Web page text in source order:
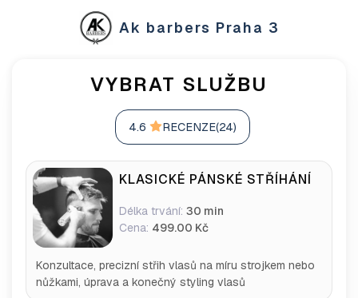
Ak barbers Praha 3
VYBRAT SLUŽBU
4.6 RECENZE(24)
KLASICKÉ PÁNSKÉ STŘÍHÁNÍ
Délka trvání: 30 min
Cena: 499.00 Kč
Konzultace, precizní střih vlasů na míru strojkem nebo
nůžkami, úprava a konečný styling vlasů